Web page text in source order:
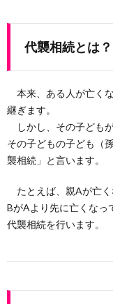
代襲相続とは？
本来、ある人が亡く
継ぎます。
しかし、その子ども
その子どもの子ども（
襲相続」と言います。
たとえば、親Aが亡く
BがAより先に亡くなっ
代襲相続を行います。